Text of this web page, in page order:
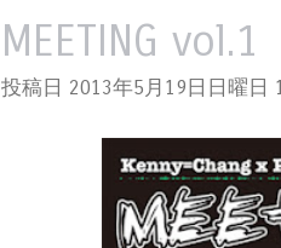
MEETING vol.1
投稿日 2013年5月19日日曜日